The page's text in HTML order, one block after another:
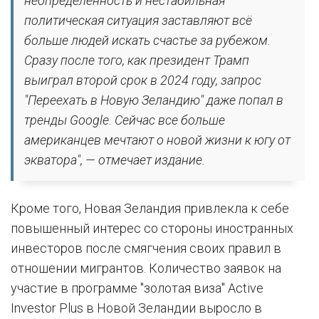
политическая ситуация заставляют всё
больше людей искать счастье за рубежом.
Сразу после того, как президент Трамп
выиграл второй срок в 2024 году, запрос
"Переехать в Новую Зеландию" даже попал в
тренды Google. Сейчас все больше
американцев мечтают о новой жизни к югу от
экватора", — отмечает издание.
Кроме того, Новая Зеландия привлекла к себе
повышенный интерес со стороны иностранных
инвесторов после смягчения своих правил в
отношении мигрантов. Количество заявок на
участие в программе "золотая виза" Active
Investor Plus в Новой Зеландии выросло в